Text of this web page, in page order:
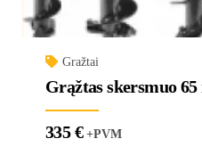
Gražtai
Grąžtas skersmuo
335€+PVM